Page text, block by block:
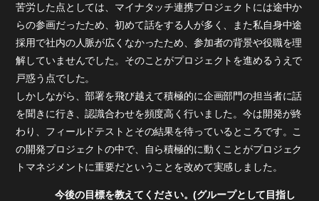
苦労した点としては、マイナタッチ連携プロジェクトには途中か
らの参画だったため、初めて話をする人が多く、また私自身中途
採用で社内の人脈が広くなかったため、参加者の背景や役職を理
解していませんでした。そのことがプロジェクトを進めるうえで
戸惑う点でした。
しかしながら、部署を飛び越えて積極的に企画部門の担当者に話
を聞きに行き、認識合わせを頻度高く行いました。今は開発が終
わり、フィールドテストとその結果を待っているところです。こ
の開発プロジェクトの中で、自ら積極的に動くことがプロジェク
トマネジメントに重要だということを改めて実感しました。
今後の目標を教えてください。(グループとして目指し